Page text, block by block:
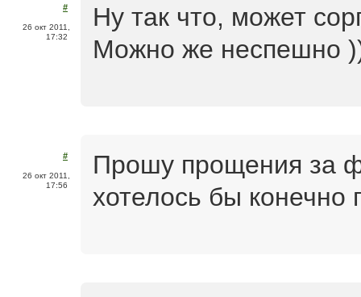
#
26 окт 2011,
17:32
Ну так что, может
Можно же неспешно
#
26 окт 2011,
17:56
Прошу прощения за
хотелось бы конечно